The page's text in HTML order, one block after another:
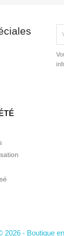
2026 - Boutique